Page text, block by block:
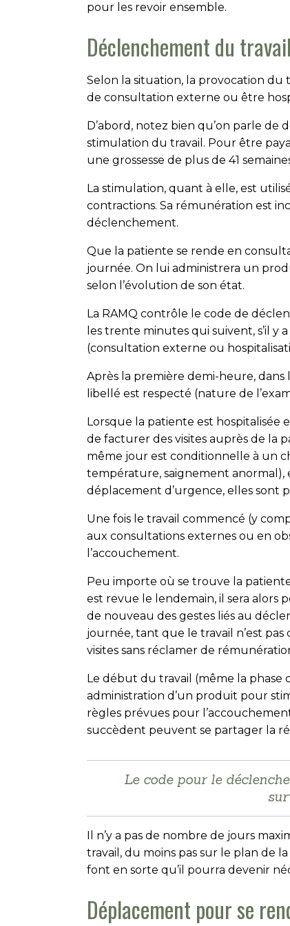
pour les revoir ensemble.
Déclenchement du travail
Selon la situation, la provocation
de consultation externe ou être
D’abord, notez bien qu’on parle
stimulation du travail. Pour être
une grossesse de plus de 41
La stimulation, quant à elle, est
contractions. Sa rémunération est
déclenchement.
Que la patiente se rende en
journée. On lui administrera un
selon l’évolution de son état.
La RAMQ contrôle le code de
les trente minutes qui suivent, s’il y
(consultation externe ou
Après la première demi-heure,
libellé est respecté (nature de
Lorsque la patiente est hospitalisée
de facturer des visites auprès de la
même jour est conditionnelle à un
température, saignement anormal),
déplacement d’urgence, elles sont
Une fois le travail commencé (y
aux consultations externes ou en
l’accouchement.
Peu importe où se trouve la
est revue le lendemain, il sera alors
de nouveau des gestes liés au
journée, tant que le travail n’est
visites sans réclamer de
Le début du travail (même la phase
administration d’un produit pour
règles prévues pour
succèdent peuvent se partager la
Le code pour le
Il n’y a pas de nombre de jours
travail, du moins pas sur le plan de
font en sorte qu’il pourra devenir
Déplacement pour se